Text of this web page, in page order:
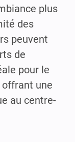
plus
des
peuvent
de
pour le
offrant une
au centre-